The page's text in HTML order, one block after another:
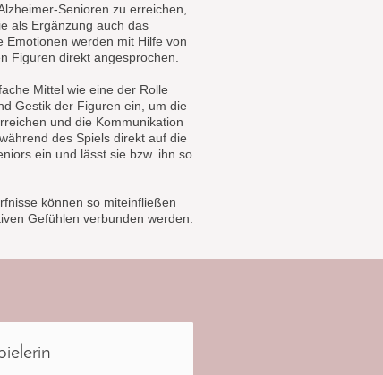
Senioren zu erreichen,
als Ergänzung auch das
Emotionen werden mit Hilfe von
Figuren direkt angesprochen.
Mittel wie eine der Rolle
Gestik der Figuren ein, um die
und die Kommunikation
des Spiels direkt auf die
ein und lässt sie bzw. ihn so
können so miteinfließen
Gefühlen verbunden werden.